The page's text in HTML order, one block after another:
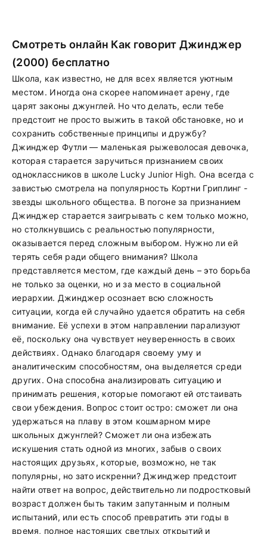
Смотреть онлайн Как говорит Джинджер
(2000) бесплатно
Школа, как известно, не для всех является уютным
местом. Иногда она скорее напоминает арену, где
царят законы джунглей. Но что делать, если тебе
предстоит не просто выжить в такой обстановке, но и
сохранить собственные принципы и дружбу?
Джинджер Футли — маленькая рыжеволосая девочка,
которая старается заручиться признанием своих
одноклассников в школе Lucky Junior High. Она всегда с
завистью смотрела на популярность Кортни Гриплинг -
звезды школьного общества. В погоне за признанием
Джинджер старается заигрывать с кем только можно,
но столкнувшись с реальностью популярности,
оказывается перед сложным выбором. Нужно ли ей
терять себя ради общего внимания? Школа
представляется местом, где каждый день – это борьба
не только за оценки, но и за место в социальной
иерархии. Джинджер осознает всю сложность
ситуации, когда ей случайно удается обратить на себя
внимание. Её успехи в этом направлении парализуют
её, поскольку она чувствует неуверенность в своих
действиях. Однако благодаря своему уму и
аналитическим способностям, она выделяется среди
других. Она способна анализировать ситуацию и
принимать решения, которые помогают ей отстаивать
свои убеждения. Вопрос стоит остро: сможет ли она
удержаться на плаву в этом кошмарном мире
школьных джунглей? Сможет ли она избежать
искушения стать одной из многих, забыв о своих
настоящих друзьях, которые, возможно, не так
популярны, но зато искренни? Джинджер предстоит
найти ответ на вопрос, действительно ли подростковый
возраст должен быть таким запутанным и полным
испытаний, или есть способ превратить эти годы в
время, полное настоящих светлых открытий и